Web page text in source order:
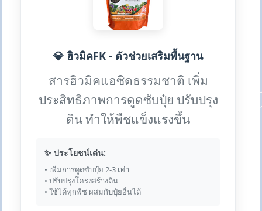
💎 ฮิวมิคFK - ตัวช่วยเสริมพื้นฐาน
สารฮิวมิคแอซิดธรรมชาติ เพิ่ม
ประสิทธิภาพการดูดซับปุ๋ย ปรับปรุง
ดิน ทำให้พืชแข็งแรงขึ้น
✨ ประโยชน์เด่น:
• เพิ่มการดูดซับปุ๋ย 2-3 เท่า
• ปรับปรุงโครงสร้างดิน
• ใช้ได้ทุกพืช ผสมกับปุ๋ยอื่นได้